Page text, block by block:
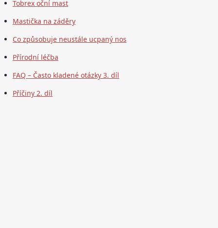
Tobrex oční mast
Mastička na záděry
Co způsobuje neustále ucpaný nos
Přírodní léčba
FAQ – Často kladené otázky 3. díl
Příčiny 2. díl